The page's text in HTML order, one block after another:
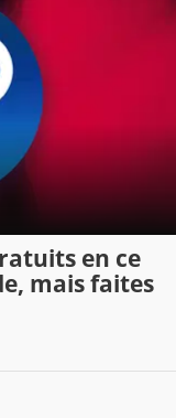
en ce
mais faites